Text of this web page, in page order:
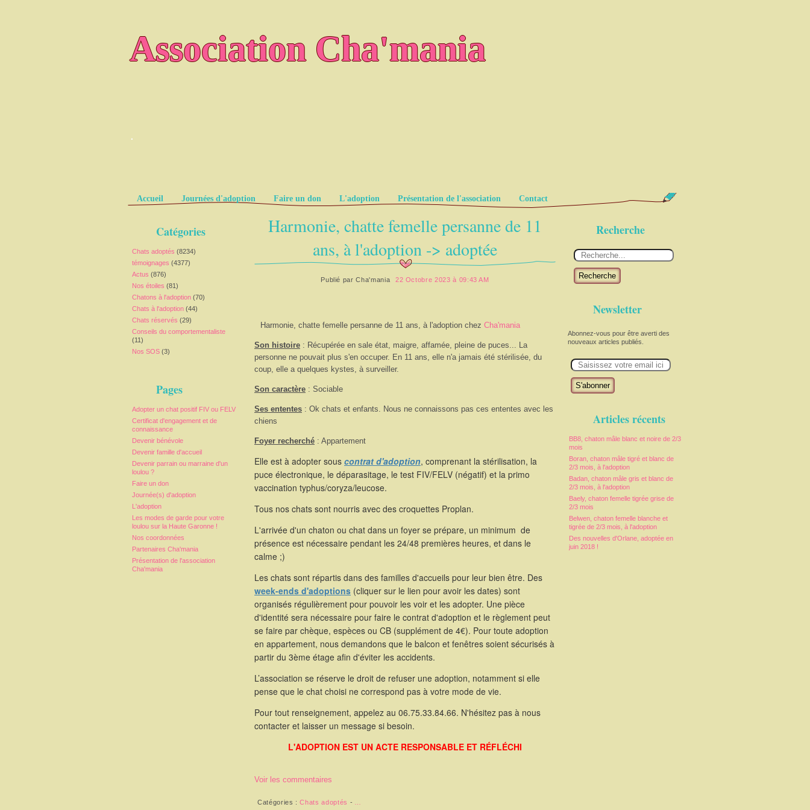
Association Cha'mania
.
Pages
Accueil Journées d'adoption Faire un don L'adoption Présentation de l'association Contact
Catégories
Chats adoptés (8234)
témoignages (4377)
Actus (876)
Nos étoiles (81)
Chatons à l'adoption (70)
Chats à l'adoption (44)
Chats réservés (29)
Conseils du comportementaliste
(11)
Nos SOS (3)
Pages
Adopter un chat positif FIV ou FELV
Certificat d'engagement et de
connaissance
Devenir bénévole
Devenir famille d'accueil
Devenir parrain ou marraine d'un
loulou ?
Faire un don
Journée(s) d'adoption
L'adoption
Les modes de garde pour votre
loulou sur la Haute Garonne !
Nos coordonnées
Partenaires Cha'mania
Présentation de l'association
Cha'mania
Recherche
Recherche
Newsletter
Abonnez-vous pour être averti des
nouveaux articles publiés.
m
Articles récents
BB8, chaton mâle blanc et noire de 2/3
mois
Boran, chaton mâle tigré et blanc de
2/3 mois, à l'adoption
Badan, chaton mâle gris et blanc de
2/3 mois, à l'adoption
Baely, chaton femelle tigrée grise de
2/3 mois
Belwen, chaton femelle blanche et
tigrée de 2/3 mois, à l'adoption
Des nouvelles d'Orlane, adoptée en
juin 2018 !
Harmonie, chatte femelle persanne de 11
ans, à l'adoption -> adoptée
Publié parCha'mania 22 Octobre 2023 à 09:43 AM
Harmonie, chatte femelle persanne de 11 ans, à l'adoption chez Cha'mania
Son histoire : Récupérée en sale état, maigre, affamée, pleine de puces... La
personne ne pouvait plus s'en occuper. En 11 ans, elle n'a jamais été stérilisée, du
coup, elle a quelques kystes, à surveiller.
Son caractère : Sociable
Ses ententes : Ok chats et enfants. Nous ne connaissons pas ces ententes avec les
chiens
Foyer recherché : Appartement
Elle est à adopter sous contrat d'adoption, comprenant la stérilisation, la
puce électronique, le déparasitage, le test FIV/FELV (négatif) et la primo
vaccination typhus/coryza/leucose.
Tous nos chats sont nourris avec des croquettes Proplan.
L'arrivée d'un chaton ou chat dans un foyer se prépare, un minimum de
présence est nécessaire pendant les 24/48 premières heures, et dans le
calme ;)
Les chats sont répartis dans des familles d'accueils pour leur bien être. Des
week-ends d'adoptions (cliquer sur le lien pour avoir les dates) sont
organisés régulièrement pour pouvoir les voir et les adopter. Une pièce
d'identité sera nécessaire pour faire le contrat d'adoption et le règlement peut
se faire par chèque, espèces ou CB (supplément de 4€). Pour toute adoption
en appartement, nous demandons que le balcon et fenêtres soient sécurisés à
partir du 3ème étage afin d'éviter les accidents.
L’association se réserve le droit de refuser une adoption, notamment si elle
pense que le chat choisi ne correspond pas à votre mode de vie.
Pour tout renseignement, appelez au 06.75.33.84.66. N'hésitez pas à nous
contacter et laisser un message si besoin.
L'ADOPTION EST UN ACTE RESPONSABLE ET RÉFLÉCHI
Voir les commentaires
Catégories :Chats adoptés -